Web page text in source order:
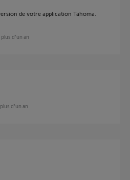
de votre application Tahoma.
plus d'un an
plus d'un an